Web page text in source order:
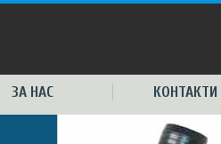
ЗА НАС КОНТАКТИ